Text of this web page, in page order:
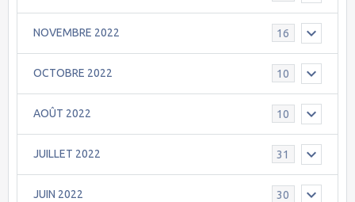
NOVEMBRE 2022 16
OCTOBRE 2022 10
AOÛT 2022 10
JUILLET 2022 31
JUIN 2022 30